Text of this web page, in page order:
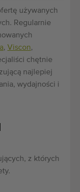
używanych
Regularnie
, Viscon,
chętnie
najlepiej
wydajności i
z których